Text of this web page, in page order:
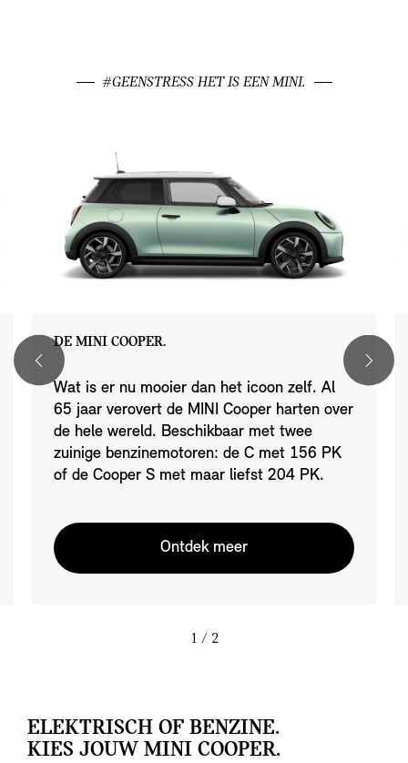
#GEENSTRESS HET IS EEN MINI.
DE MINI COOPER.
Wat is er nu mooier dan het icoon zelf. Al
65 jaar verovert de MINI Cooper harten over
de hele wereld. Beschikbaar met twee
zuinige benzinemotoren: de C met 156 PK
of de Cooper S met maar liefst 204 PK.
Ontdek meer
1 / 2
ELEKTRISCH OF BENZINE.
KIES JOUW MINI COOPER.